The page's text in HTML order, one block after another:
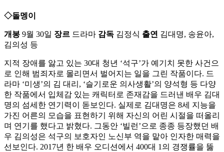
◇돌멩이
개봉 9월 30일 장르 드라마 감독 김정식 출연 김대명, 송윤아,
김의성 등
지적 장애를 앓고 있는 30대 청년 ‘석구’가 예기치 못한 사건으
로 인해 범죄자로 몰리면서 벌어지는 일을 그린 작품이다. 드
라마 ‘미생’의 김 대리, ‘슬기로운 의사생활’의 양석형 등 다양
한 작품에서 입체감 있는 캐릭터로 존재감을 드러낸 배우 김대
명의 섬세한 연기력이 돋보인다. 실제로 김대명은 8세 지능을
가진 어른의 모습을 표현하기 위해 자신의 어린 시절을 떠올리
며 연기를 했다고 밝혔다. 그동안 ‘빌런’으로 종종 등장했던 배
우 김의성은 석구의 보호자인 노신부 역을 맡아 인자한 매력을
선보인다. 2017년 한 배우 오디션에서 400대 1의 경쟁률을 뚫